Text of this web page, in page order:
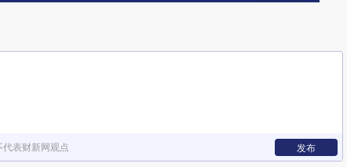
表财新网观点 发布